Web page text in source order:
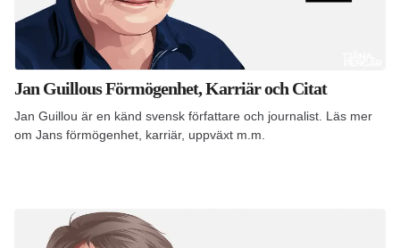
Jan Guillous Förmögenhet, Karriär och Citat
Jan Guillou är en känd svensk författare och journalist. Läs mer
om Jans förmögenhet, karriär, uppväxt m.m.